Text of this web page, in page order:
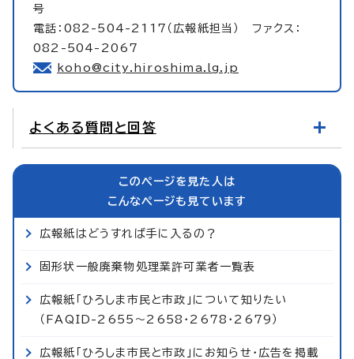
号
電話：082-504-2117（広報紙担当） ファクス：
082-504-2067
koho@city.hiroshima.lg.jp
よくある質問と回答
このページを見た人は
こんなページも見ています
広報紙はどうすれば手に入るの？
固形状一般廃棄物処理業許可業者一覧表
広報紙「ひろしま市民と市政」について知りたい
（FAQID-2655～2658・2678・2679）
広報紙「ひろしま市民と市政」にお知らせ・広告を掲載